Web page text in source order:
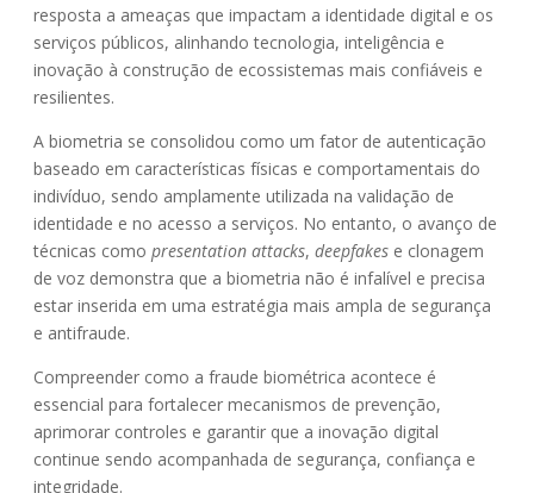
resposta a ameaças que impactam a identidade digital e os
serviços públicos, alinhando tecnologia, inteligência e
inovação à construção de ecossistemas mais confiáveis e
resilientes.
A biometria se consolidou como um fator de autenticação
baseado em características físicas e comportamentais do
indivíduo, sendo amplamente utilizada na validação de
identidade e no acesso a serviços. No entanto, o avanço de
técnicas como presentation attacks, deepfakes e clonagem
de voz demonstra que a biometria não é infalível e precisa
estar inserida em uma estratégia mais ampla de segurança
e antifraude.
Compreender como a fraude biométrica acontece é
essencial para fortalecer mecanismos de prevenção,
aprimorar controles e garantir que a inovação digital
continue sendo acompanhada de segurança, confiança e
integridade.